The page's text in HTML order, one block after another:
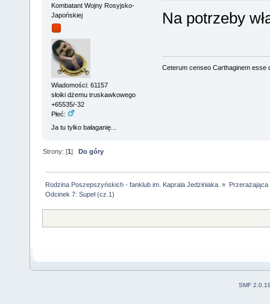
Kombatant Wojny Rosyjsko-
Japońskiej
Wiadomości: 61157
słoiki dżemu truskawkowego
+65535/-32
Płeć:
Ja tu tylko bałaganię...
Na potrzeby
Ceterum censeo Carthaginem esse
Strony: [1]Do góry
Rodzina Poszepszyńskich - fanklub im. Kaprala Jedziniaka. » Przerażająca
Odcinek 7: Supeł (cz.1)
SMF